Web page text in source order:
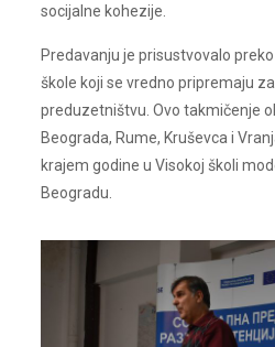
socijalne kohezije.
Predavanju je prisustvovalo
škole koji se vredno pripremaju
preduzetništvu. Ovo takmičenje
Beograda, Rume, Kruševca i
krajem godine u Visokoj školi
Beogradu.